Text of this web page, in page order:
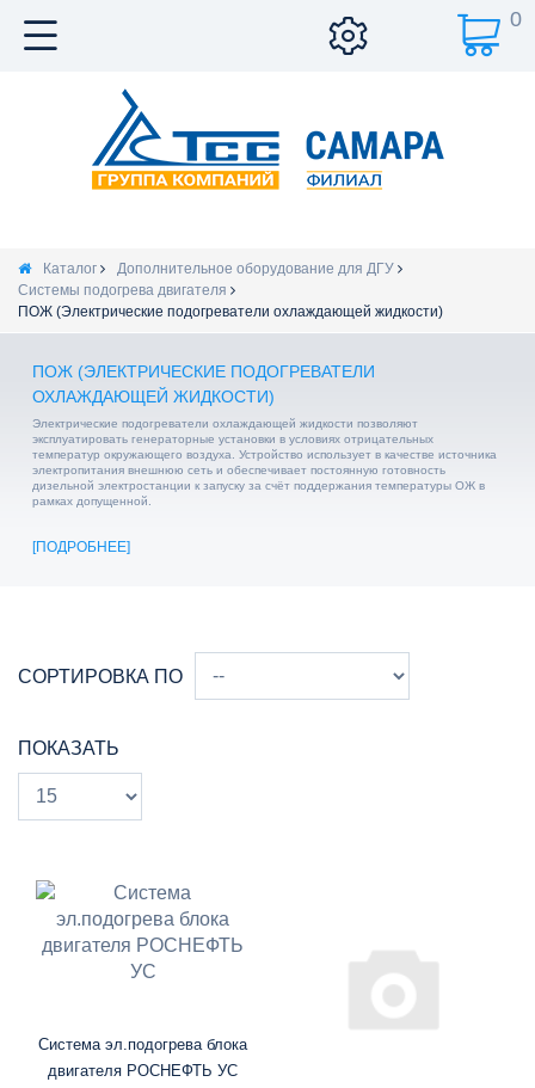
0
Каталог
Дополнительное оборудование для ДГУ
Системы подогрева двигателя
ПОЖ (Электрические подогреватели охлаждающей жидкости)
ПОЖ (ЭЛЕКТРИЧЕСКИЕ ПОДОГРЕВАТЕЛИ
ОХЛАЖДАЮЩЕЙ ЖИДКОСТИ)
Электрические подогреватели охлаждающей жидкости позволяют
эксплуатировать генераторные установки в условиях отрицательных
температур окружающего воздуха. Устройство использует в качестве источника
электропитания внешнюю сеть и обеспечивает постоянную готовность
дизельной электростанции к запуску за счёт поддержания температуры ОЖ в
рамках допущенной.
ПОДРОБНЕЕ
СОРТИРОВКА ПО
ПОКАЗАТЬ
Система эл.подогрева блока
двигателя РОСНЕФТЬ УС